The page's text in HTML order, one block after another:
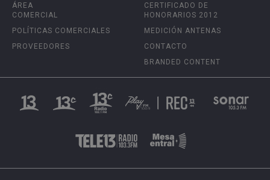
ÁREA
COMERCIAL
POLÍTICAS COMERCIALES
PROVEEDORES
CERTIFICADO DE
HONORARIOS 2012
MEDICIÓN ANTENAS
CONTACTO
BRANDED CONTENT